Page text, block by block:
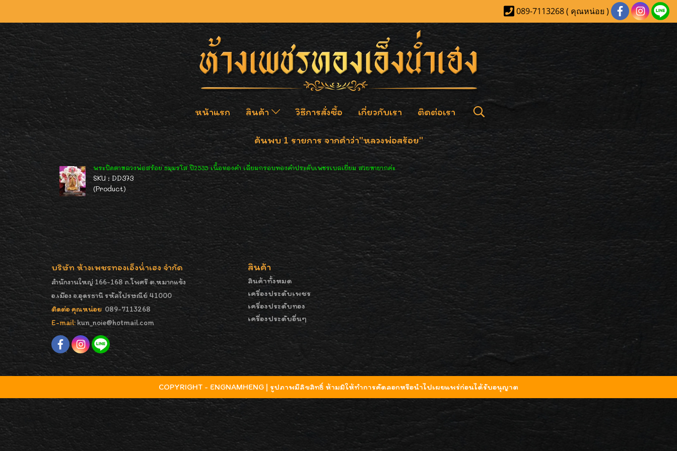
089-7113268 ( คุณหน่อย )
หน้าแรก สินค้า วิธีการสั่งซื้อ เกี่ยวกับเรา ติดต่อเรา
ค้นพบ 1 รายการ จากคำว่า"หลวงพ่อสร้อย"
พระปิดตาหลวงพ่อสร้อย ธมฺมรโส ปี2535 เนื้อทองคำ เลี่ยมกรอบทองคำประดับเพชรเบลเยี่ยม สวยหายากค่ะ
SKU : DD373
(Product)
บริษัท ห้างเพชรทองเอ็งน่ำเฮง จำกัด
สำนักงานใหญ่ 166-168 ถ.โพศรี ต.หมากแข้ง
อ.เมือง จ.อุดรธานี รหัสไปรษณีย์ 41000
ติดต่อ คุณหน่อย 089-7113268
E-mail:kun_noie@hotmail.com
สินค้า
สินค้าทั้งหมด
เครื่องประดับเพชร
เครื่องประดับทอง
เครื่องประดับอื่นๆ
COPYRIGHT - ENGNAMHENG | รูปภาพมีลิขสิทธิ์ ห้ามมิให้ทำการคัดลอกหรือนำไปเผยแพร่ก่อนได้รับอนุญาต